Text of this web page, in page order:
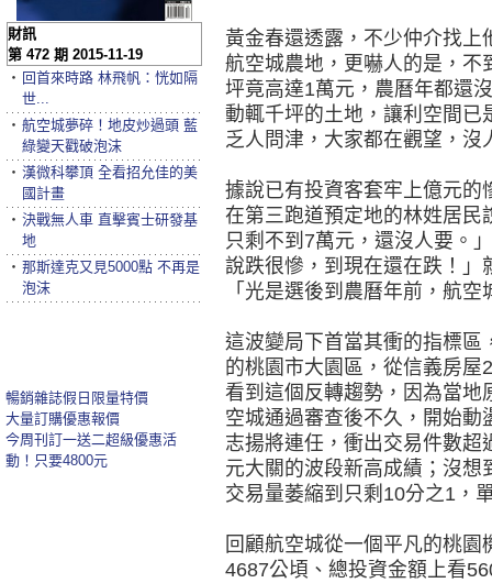
黃金春還透露，不少仲介找
航空城農地，更嚇人的是，不
坪竟高達1萬元，農曆年都還
動輒千坪的土地，讓利空間已
乏人問津，大家都在觀望，沒
據說已有投資客套牢上億元的
在第三跑道預定地的林姓居民
只剩不到7萬元，還沒人要。
說跌很慘，到現在還在跌！」
「光是選後到農曆年前，航
這波變局下首當其衝的指標區
的桃園市大園區，從信義房
看到這個反轉趨勢，因為當地
空城通過審查後不久，開始
志揚將連任，衝出交易件數
元大關的波段新高成績；沒
交易量萎縮到只剩10分之1，
回顧航空城從一個平凡的桃
4687公頃、總投資金額上看
財訊
第 472 期 2015-11-19
‧ 回首來時路 林飛帆：恍如隔
世...
‧ 航空城夢碎！地皮炒過頭 藍
綠變天戳破泡沫
‧ 漢微科攀頂 全看招允佳的美
國計畫
‧ 決戰無人車 直擊賓士研發基
地
‧ 那斯達克又見5000點 不再是
泡沫
暢銷雜誌假日限量特價
大量訂購優惠報價
今周刊訂一送二超級優惠活
動！只要4800元